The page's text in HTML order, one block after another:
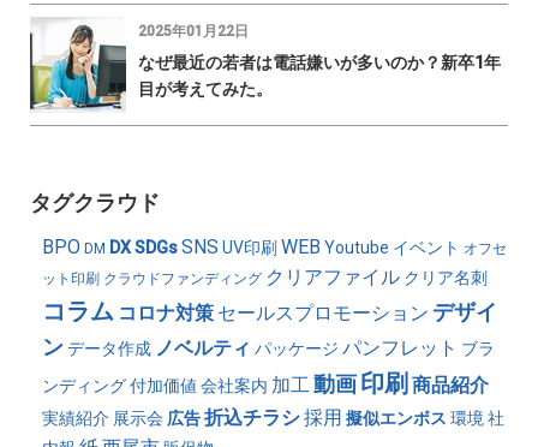
2025年01月22日
なぜ最近の若者は電話嫌いが多いのか？新卒1年
目が考えてみた。
タグクラウド
BPO DM DXSDGsSNS UV印刷 WEB Youtube イベント オフセ
ット印刷 クラウドファンディング クリアファイル クリア名刺
コラム コロナ対策 セールスプロモーション デザイ
ンデータ作成 ノベルティ パッケージ パンフレット ブラ
ンディング付加価値 会社案内 加工動画印刷 商品紹介
実績紹介 展示会 広告折込チラシ採用 擬似エンボス 環境 社